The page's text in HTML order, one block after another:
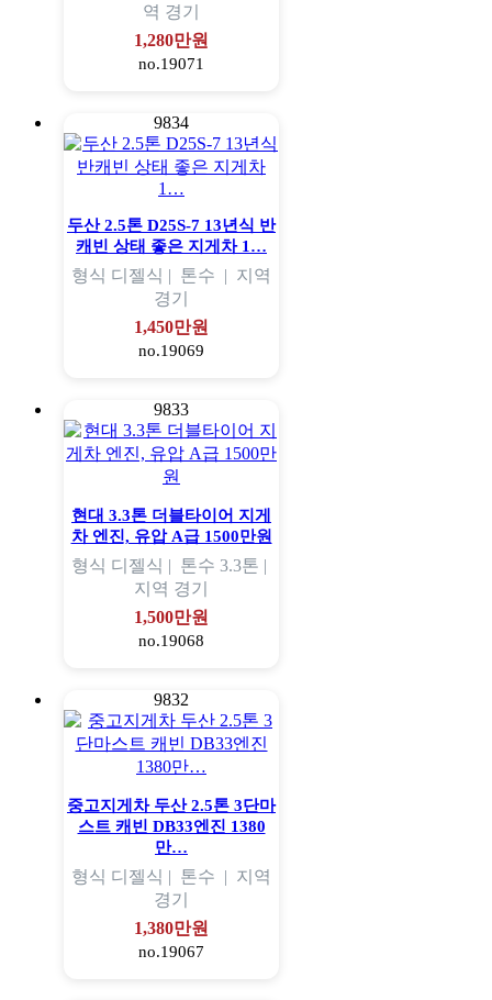
역 경기
1,280만원
no.19071
9834
두산 2.5톤 D25S-7 13년식 반
캐빈 상태 좋은 지게차 1…
형식 디젤식 | 톤수 | 지역
경기
1,450만원
no.19069
9833
현대 3.3톤 더블타이어 지게
차 엔진, 유압 A급 1500만원
형식 디젤식 | 톤수 3.3톤 |
지역 경기
1,500만원
no.19068
9832
중고지게차 두산 2.5톤 3단마
스트 캐빈 DB33엔진 1380
만…
형식 디젤식 | 톤수 | 지역
경기
1,380만원
no.19067